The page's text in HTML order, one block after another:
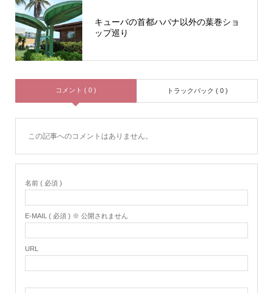
キューバの首都ハバナ以外の葉巻ショ
ップ巡り
コメント ( 0 ) トラックバック ( 0 )
この記事へのコメントはありません。
名前 ( 必須 )
E-MAIL ( 必須 ) ※ 公開されません
URL